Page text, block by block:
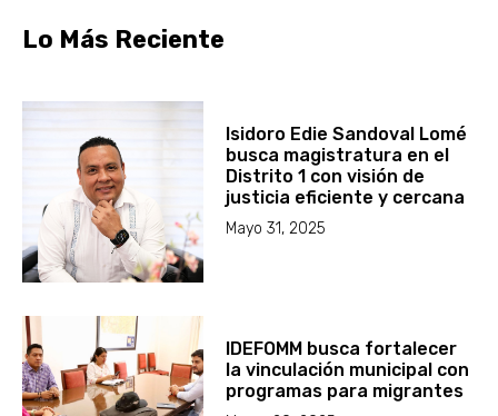
Lo Más Reciente
Isidoro Edie Sandoval Lomé
busca magistratura en el
Distrito 1 con visión de
justicia eficiente y cercana
Mayo 31, 2025
IDEFOMM busca fortalecer
la vinculación municipal con
programas para migrantes